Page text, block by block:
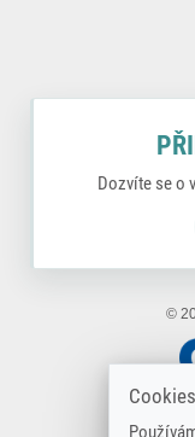
Dozvíte se o
©